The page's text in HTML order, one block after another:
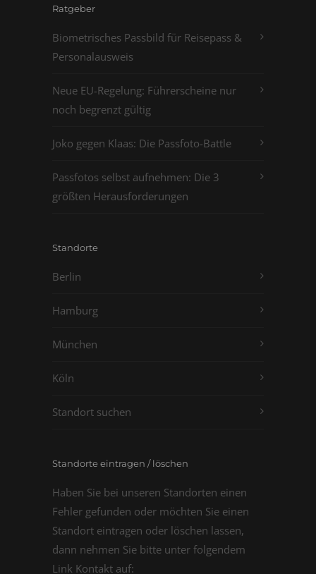
Ratgeber
Biometrisches Passbild für Reisepass &
Personalausweis
Neue EU-Regelung: Führerscheine nur
noch begrenzt gültig
Joko gegen Klaas: Die Passfoto-Battle
Passfotos selbst aufnehmen: Die 3
größten Herausforderungen
Standorte
Berlin
Hamburg
München
Köln
Standort suchen
Standorte eintragen / löschen
Haben Sie bei unseren Standorten einen
Fehler gefunden oder möchten Sie einen
Standort eintragen oder löschen lassen,
dann nehmen Sie bitte unter folgendem
Link Kontakt auf: